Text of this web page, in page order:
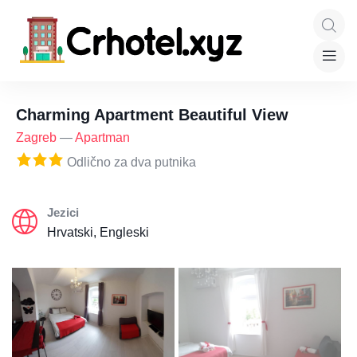
Charming Apartment Beautiful View
Zagreb —Apartman
Odlično za dva putnika
Jezici
Hrvatski, Engleski